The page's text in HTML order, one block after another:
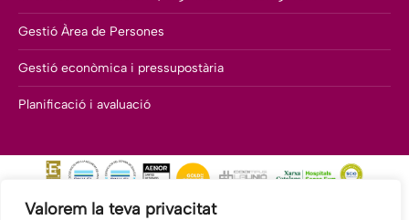
Valorem la teva privacitat
Gestió Àrea de Persones
Gestió econòmica i pressupostària
Planificació i avaluació